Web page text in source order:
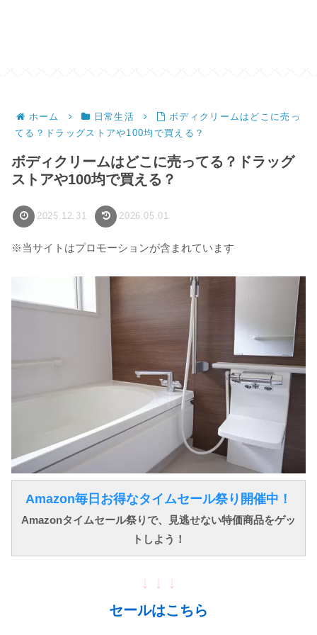
ホーム 日常生活
ボディクリームはどこに売っ
てる？ドラッグストアや100均で買える？
ボディクリームはどこに売ってる？ドラッグ
ストアや100均で買える？
2025.12.31 2026.05.01
※当サイトはプロモーションが含まれています
Amazon毎日お得なタイムセール祭り開催中！
Amazonタイムセール祭りで、見逃せない特価商品をゲッ
トしよう！
↓ ↓ ↓
セールはこちら